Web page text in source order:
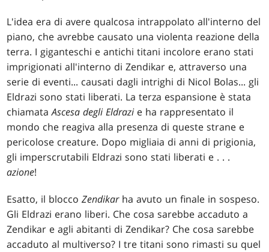
L'idea era di avere qualcosa intrappolato all'interno del
piano, che avrebbe causato una violenta reazione della
terra. I giganteschi e antichi titani incolore erano stati
imprigionati all'interno di Zendikar e, attraverso una
serie di eventi... causati dagli intrighi di Nicol Bolas... gli
Eldrazi sono stati liberati. La terza espansione è stata
chiamataAscesa degli Eldrazi e ha rappresentato il
mondo che reagiva alla presenza di queste strane e
pericolose creature. Dopo migliaia di anni di prigionia,
gli imperscrutabili Eldrazi sono stati liberati e . . .
azione!
Esatto, il bloccoZendikarha avuto un finale in sospeso.
Gli Eldrazi erano liberi. Che cosa sarebbe accaduto a
Zendikar e agli abitanti di Zendikar? Che cosa sarebbe
accaduto al multiverso? I tre titani sono rimasti su quel